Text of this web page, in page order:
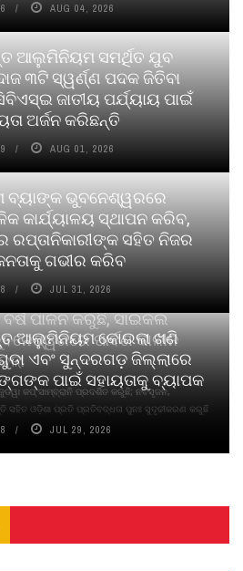
ପାଳନ କରୁଛି, ସାଇକଲ
ପାର୍ବଣ କାଳୀନ
କପ୍‌ ସାମ୍ବ୍ରାନି ପ୍ରଦର୍ଶିତ କରୁଛି; ନବସୃଜନ,
ସହିତ ଓଡ଼ିଶା ପ୍ରତି ପ୍ରତିବଦ୍ଧତା ପୁନଃ ସୁଦୃଢୀକରଣ କରୁଛି
AUG 04, 2026
ଆଲୁମିନିୟମ ସମର୍ଥିତ ଯୁବ
୩ଟି ସ୍ୱର୍ଣ୍ଣ ପଦକ ଜିତିବା
ଜାତୀୟ ପର୍ଯ୍ୟାୟ ପାଇଁ
ଅର୍ଜନ କରିଛନ୍ତି
AUG 01, 2026
ବ୍ୟାଙ୍କ ଭୁବନେଶ୍ୱରରେ
କାର୍ଯ୍ୟାଳୟ ସ୍ଥାପନ କରିବ,
ରପ୍ତାନିକାରୀଙ୍କ ସହିତ ନିଜର
ଗଭୀର କରିବ
JUL 31, 2026
ଆଲୁମିନିୟମ କୋଇଲା ଖଣି
ଏବଂ ସୁନ୍ଦରଗଡ଼ ଜିଲ୍ଲାରେ
ପାଇଁ ସହାୟତାକୁ ବ୍ୟାପକ
JUL 29, 2026